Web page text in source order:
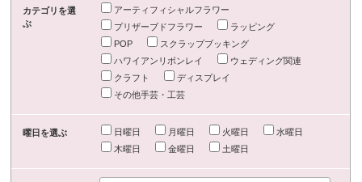
カテゴリを選
ぶ
アーティフィシャルフラワー
プリザーブドフラワー
ラッピング
POP
スクラップブッキング
ハワイアンリボンレイ
ウェディング関連
クラフト
ディスプレイ
その他手芸・工芸
曜日を選ぶ 日曜日 月曜日 火曜日
水曜日
木曜日
金曜日 土曜日